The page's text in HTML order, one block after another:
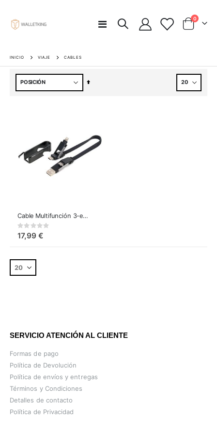
Toggle
0artículos
INICIO VIAJE CABLES
Fijar
Cable Multifunción 3-en-1 USB/USB-C a Lightning - Negro
Rating:
17,99 €
SERVICIO ATENCIÓN AL CLIENTE
Formas de pago
Política de Devolución
Política de envíos y entregas
Términos y Condiciones
Detalles de contacto
Política de Privacidad